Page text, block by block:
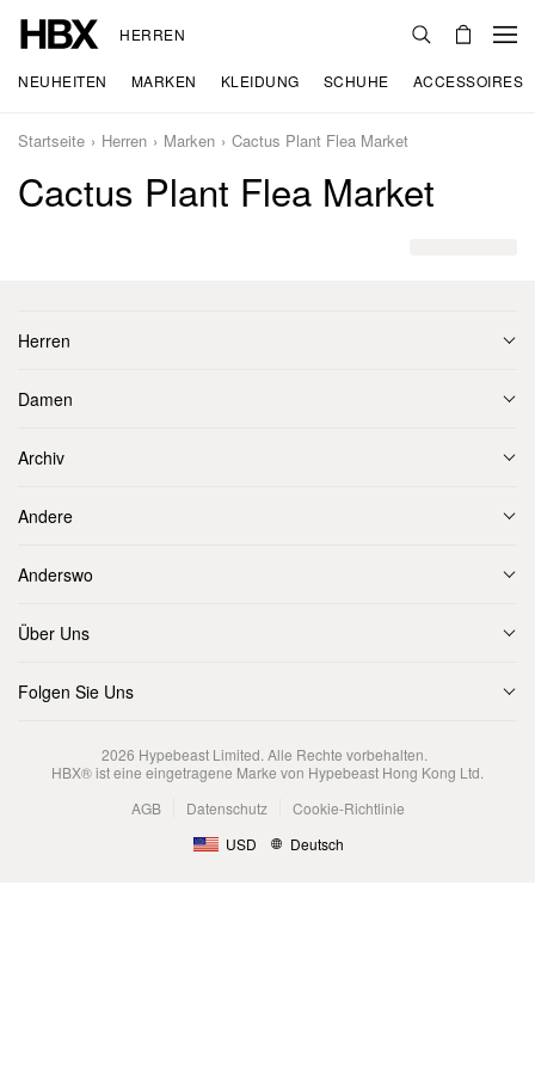
HERREN
NEUHEITEN MARKEN KLEIDUNG SCHUHE ACCESSOIRES
Startseite Herren Marken Cactus Plant Flea Market
Cactus Plant Flea Market
Herren
Damen
Archiv
Andere
Anderswo
Über Uns
Folgen Sie Uns
2026 Hypebeast Limited. Alle Rechte vorbehalten.
HBX® ist eine eingetragene Marke von Hypebeast Hong Kong Ltd.
AGB
Datenschutz
Cookie-Richtlinie
USD
Deutsch